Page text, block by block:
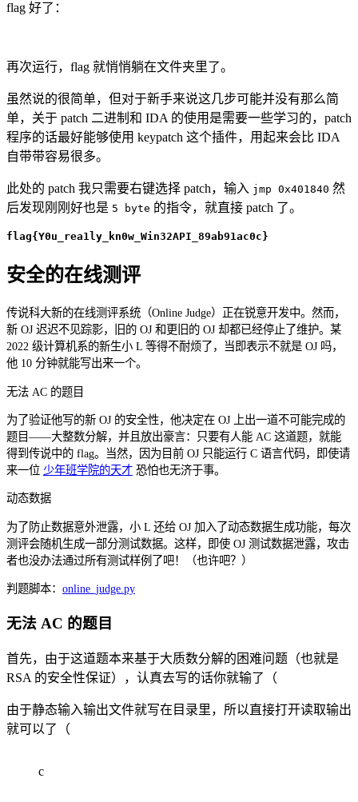
flag 好了：
再次运行，flag 就悄悄躺在文件夹里了。
虽然说的很简单，但对于新手来说这几步可能并没有那么简
单，关于 patch 二进制和 IDA 的使用是需要一些学习的，patch
程序的话最好能够使用 keypatch 这个插件，用起来会比 IDA
自带带容易很多。
此处的 patch 我只需要右键选择 patch，输入 jmp 0x401840 然
后发现刚刚好也是 5 byte 的指令，就直接 patch 了。
flag{Y0u_rea1ly_kn0w_Win32API_89ab91ac0c}
安全的在线测评
传说科大新的在线测评系统（Online Judge）正在锐意开发中。然而，
新 OJ 迟迟不见踪影，旧的 OJ 和更旧的 OJ 却都已经停止了维护。某
2022 级计算机系的新生小 L 等得不耐烦了，当即表示不就是 OJ 吗，
他 10 分钟就能写出来一个。
无法 AC 的题目
为了验证他写的新 OJ 的安全性，他决定在 OJ 上出一道不可能完成的
题目——大整数分解，并且放出豪言：只要有人能 AC 这道题，就能
得到传说中的 flag。当然，因为目前 OJ 只能运行 C 语言代码，即使请
来一位 少年班学院的天才 恐怕也无济于事。
动态数据
为了防止数据意外泄露，小 L 还给 OJ 加入了动态数据生成功能，每次
测评会随机生成一部分测试数据。这样，即使 OJ 测试数据泄露，攻击
者也没办法通过所有测试样例了吧！（也许吧？）
判题脚本： online_judge.py
无法 AC 的题目
首先，由于这道题本来基于大质数分解的困难问题（也就是
RSA 的安全性保证），认真去写的话你就输了（
由于静态输入输出文件就写在目录里，所以直接打开读取输出
就可以了（
c